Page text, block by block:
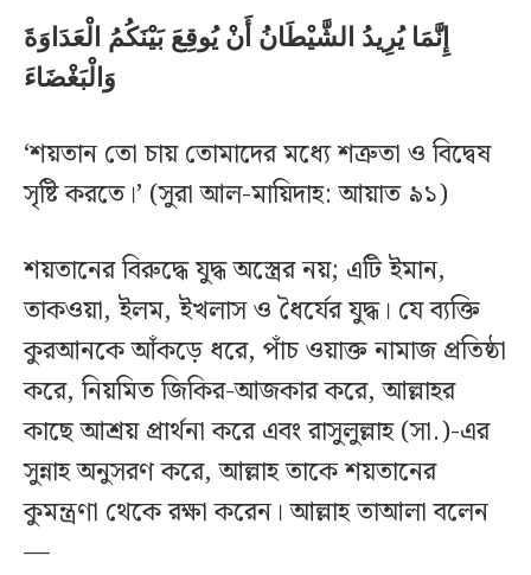
إِنَّمَا يُرِيدُ الشَّيْطَانُ أَنْ يُوقِعَ بَيْنَكُمُ الْعَدَاوَةَ
وَالْبَغْضَاءَ
‘শয়তান তো চায় তোমাদের মধ্যে শত্রুতা ও বিদ্বেষ
সৃষ্টি করতে।’ (সুরা আল-মায়িদাহ: আয়াত ৯১)
শয়তানের বিরুদ্ধে যুদ্ধ অস্ত্রের নয়; এটি ইমান,
তাকওয়া, ইলম, ইখলাস ও ধৈর্যের যুদ্ধ। যে ব্যক্তি
কুরআনকে আঁকড়ে ধরে, পাঁচ ওয়াক্ত নামাজ প্রতিষ্ঠা
করে, নিয়মিত জিকির-আজকার করে, আল্লাহর
কাছে আশ্রয় প্রার্থনা করে এবং রাসুলুল্লাহ (সা.)-এর
সুন্নাহ অনুসরণ করে, আল্লাহ তাকে শয়তানের
কুমন্ত্রণা থেকে রক্ষা করেন। আল্লাহ তাআলা বলেন
—